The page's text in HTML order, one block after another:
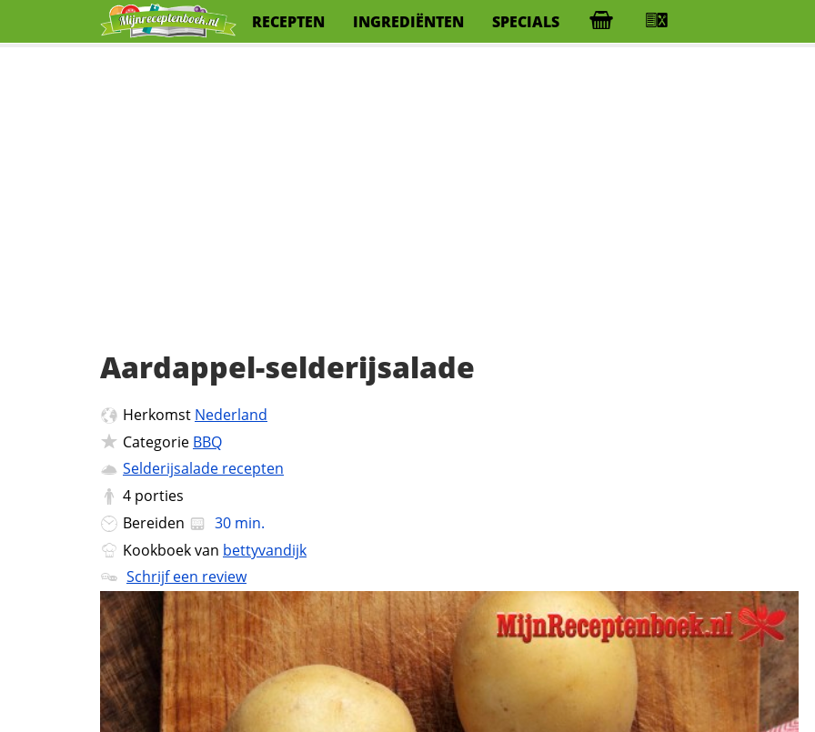
RECEPTEN INGREDIËNTEN SPECIALS
Aardappel-selderijsalade
Herkomst Nederland
Categorie BBQ
Selderijsalade recepten
4 porties
Bereiden
30 min.
Kookboek van bettyvandijk
Schrijf een review